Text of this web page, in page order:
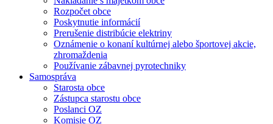
Rozpočet obce
Poskytnutie informácií
Prerušenie distribúcie elektriny
Oznámenie o konaní kultúrnej alebo športovej akcie,
zhromaždenia
Používanie zábavnej pyrotechniky
Samospráva
Starosta obce
Zástupca starostu obce
Poslanci OZ
Komisie OZ